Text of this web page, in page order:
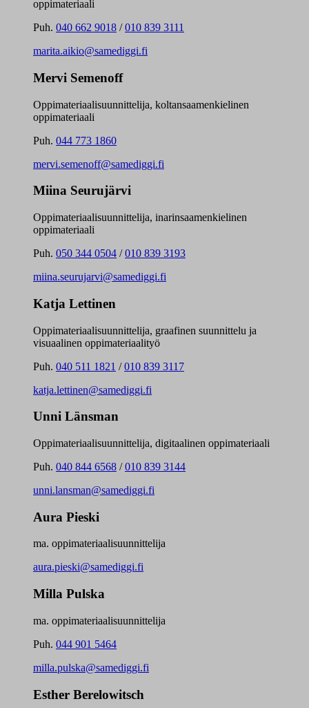
oppimateriaali
Puh. 040 662 9018 /010 839 3111
marita.aikio@samediggi.fi
Mervi Semenoff
Oppimateriaalisuunnittelija, koltansaamenkielinen
oppimateriaali
Puh. 044 773 1860
mervi.semenoff@samediggi.fi
Miina Seurujärvi
Oppimateriaalisuunnittelija, inarinsaamenkielinen
oppimateriaali
Puh. 050 344 0504 /010 839 3193
miina.seurujarvi@samediggi.fi
Katja Lettinen
Oppimateriaalisuunnittelija, graafinen suunnittelu ja
visuaalinen oppimateriaalityö
Puh. 040 511 1821 /010 839 3117
katja.lettinen@samediggi.fi
Unni Länsman
Oppimateriaalisuunnittelija, digitaalinen oppimateriaali
Puh. 040 844 6568 /010 839 3144
unni.lansman@samediggi.fi
Aura Pieski
ma. oppimateriaalisuunnittelija
aura.pieski@samediggi.fi
Milla Pulska
ma. oppimateriaalisuunnittelija
Puh. 044 901 5464
milla.pulska@samediggi.fi
Esther Berelowitsch